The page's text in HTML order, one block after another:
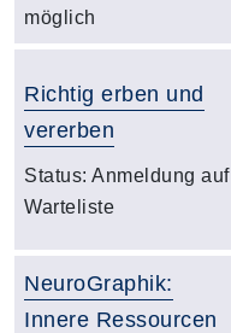
möglich
Richtig erben und
vererben
Status: Anmeldung auf
Warteliste
NeuroGraphik:
Innere Ressourcen